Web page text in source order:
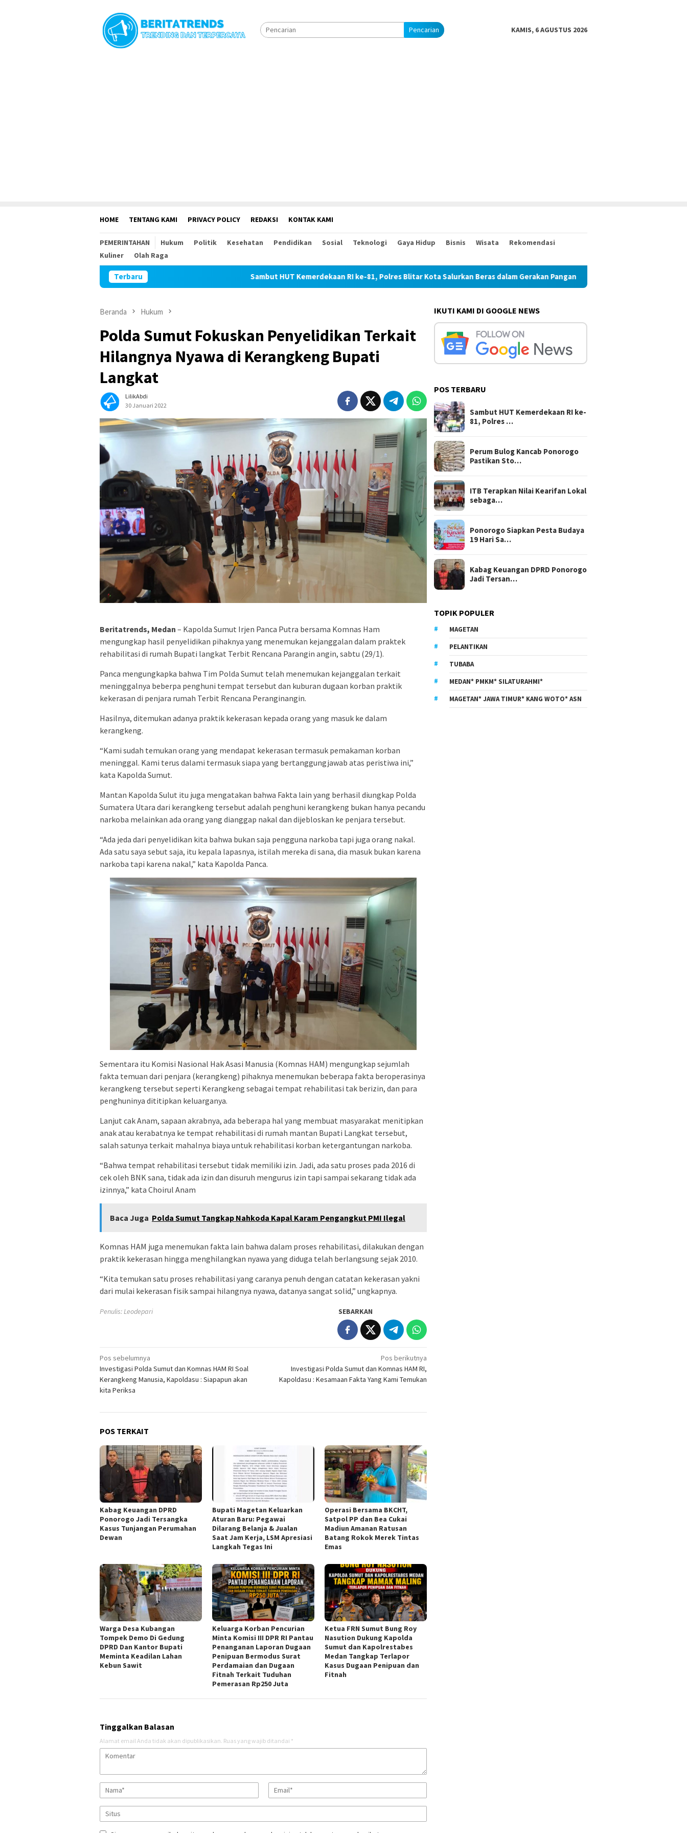
Pencarian KAMIS, 6 AGUSTUS 2026
HOME TENTANG KAMI PRIVACY POLICY REDAKSI KONTAK KAMI
PEMERINTAHAN Hukum Politik Kesehatan Pendidikan Sosial Teknologi Gaya Hidup Bisnis Wisata
Rekomendasi
Kuliner
Olah Raga
Terbaru Sambut HUT Kemerdekaan RI ke-81, Polres Blitar Kota Salurkan Beras dalam Gerakan Pangan Murah Perum Bulog Kancab Ponorogo
Beranda Hukum
Polda Sumut Fokuskan Penyelidikan Terkait
Hilangnya Nyawa di Kerangkeng Bupati
Langkat
LilikAbdi
30 Januari 2022
Beritatrends, Medan – Kapolda Sumut Irjen Panca Putra bersama Komnas Ham
mengungkap hasil penyelidikan pihaknya yang menemukan kejanggalan dalam praktek
rehabilitasi di rumah Bupati langkat Terbit Rencana Parangin angin, sabtu (29/1).
Panca mengungkapka bahwa Tim Polda Sumut telah menemukan kejanggalan terkait
meninggalnya beberpa penghuni tempat tersebut dan kuburan dugaan korban praktik
kekerasan di penjara rumah Terbit Rencana Peranginangin.
Hasilnya, ditemukan adanya praktik kekerasan kepada orang yang masuk ke dalam
kerangkeng.
“Kami sudah temukan orang yang mendapat kekerasan termasuk pemakaman korban
meninggal. Kami terus dalami termasuk siapa yang bertanggungjawab atas peristiwa ini,”
kata Kapolda Sumut.
Mantan Kapolda Sulut itu juga mengatakan bahwa Fakta lain yang berhasil diungkap Polda
Sumatera Utara dari kerangkeng tersebut adalah penghuni kerangkeng bukan hanya pecandu
narkoba melainkan ada orang yang dianggap nakal dan dijebloskan ke penjara tersebut.
“Ada jeda dari penyelidikan kita bahwa bukan saja pengguna narkoba tapi juga orang nakal.
Ada satu saya sebut saja, itu kepala lapasnya, istilah mereka di sana, dia masuk bukan karena
narkoba tapi karena nakal,” kata Kapolda Panca.
Sementara itu Komisi Nasional Hak Asasi Manusia (Komnas HAM) mengungkap sejumlah
fakta temuan dari penjara (kerangkeng) pihaknya menemukan beberapa fakta beroperasinya
kerangkeng tersebut seperti Kerangkeng sebagai tempat rehabilitasi tak berizin, dan para
penghuninya dititipkan keluarganya.
Lanjut cak Anam, sapaan akrabnya, ada beberapa hal yang membuat masyarakat menitipkan
anak atau kerabatnya ke tempat rehabilitasi di rumah mantan Bupati Langkat tersebut,
salah satunya terkait mahalnya biaya untuk rehabilitasi korban ketergantungan narkoba.
“Bahwa tempat rehabilitasi tersebut tidak memiliki izin. Jadi, ada satu proses pada 2016 di
cek oleh BNK sana, tidak ada izin dan disuruh mengurus izin tapi sampai sekarang tidak ada
izinnya,” kata Choirul Anam
Baca Juga Polda Sumut Tangkap Nahkoda Kapal Karam Pengangkut PMI Ilegal
Komnas HAM juga menemukan fakta lain bahwa dalam proses rehabilitasi, dilakukan dengan
praktik kekerasan hingga menghilangkan nyawa yang diduga telah berlangsung sejak 2010.
“Kita temukan satu proses rehabilitasi yang caranya penuh dengan catatan kekerasan yakni
dari mulai kekerasan fisik sampai hilangnya nyawa, datanya sangat solid,” ungkapnya.
Penulis: Leodepari SEBARKAN
Navigasi
pos
Pos sebelumnya
Investigasi Polda Sumut dan Komnas HAM RI Soal
Kerangkeng Manusia, Kapoldasu : Siapapun akan
kita Periksa
Pos berikutnya
Investigasi Polda Sumut dan Komnas HAM RI,
Kapoldasu : Kesamaan Fakta Yang Kami Temukan
POS TERKAIT
Kabag Keuangan DPRD
Ponorogo Jadi Tersangka
Kasus Tunjangan Perumahan
Dewan
Bupati Magetan Keluarkan
Aturan Baru: Pegawai
Dilarang Belanja & Jualan
Saat Jam Kerja, LSM Apresiasi
Langkah Tegas Ini
Operasi Bersama BKCHT,
Satpol PP dan Bea Cukai
Madiun Amanan Ratusan
Batang Rokok Merek Tintas
Emas
Warga Desa Kubangan
Tompek Demo Di Gedung
DPRD Dan Kantor Bupati
Meminta Keadilan Lahan
Kebun Sawit
Keluarga Korban Pencurian
Minta Komisi III DPR RI Pantau
Penanganan Laporan Dugaan
Penipuan Bermodus Surat
Perdamaian dan Dugaan
Fitnah Terkait Tuduhan
Pemerasan Rp250 Juta
Ketua FRN Sumut Bung Roy
Nasution Dukung Kapolda
Sumut dan Kapolrestabes
Medan Tangkap Terlapor
Kasus Dugaan Penipuan dan
Fitnah
Tinggalkan Balasan
Alamat email Anda tidak akan dipublikasikan. Ruas yang wajib ditandai *
IKUTI KAMI DI GOOGLE NEWS
POS TERBARU
Sambut HUT Kemerdekaan RI ke-
81, Polres …
Perum Bulog Kancab Ponorogo
Pastikan Sto…
ITB Terapkan Nilai Kearifan Lokal
sebaga…
Ponorogo Siapkan Pesta Budaya
19 Hari Sa…
Kabag Keuangan DPRD Ponorogo
Jadi Tersan…
TOPIK POPULER
MAGETAN
PELANTIKAN
TUBABA
MEDAN* PMKM* SILATURAHMI*
MAGETAN* JAWA TIMUR* KANG WOTO* ASN